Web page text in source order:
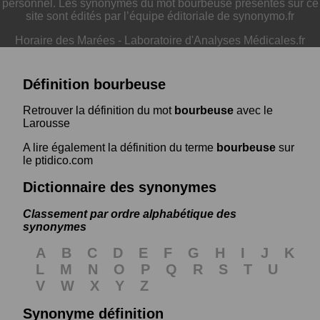
personnel. Les synonymes du mot bourbeuse présentés sur ce
site sont édités par l’équipe éditoriale de synonymo.fr
Horaire des Marées - Laboratoire d'Analyses Médicales.fr
Définition bourbeuse
Retrouver la définition du mot bourbeuse avec le
Larousse
A lire également la définition du terme bourbeuse sur
le ptidico.com
Dictionnaire des synonymes
Classement par ordre alphabétique des
synonymes
A B C D E F G H I J
K
L
M N O P Q R S T
U
V
W X Y
Z
Synonyme définition